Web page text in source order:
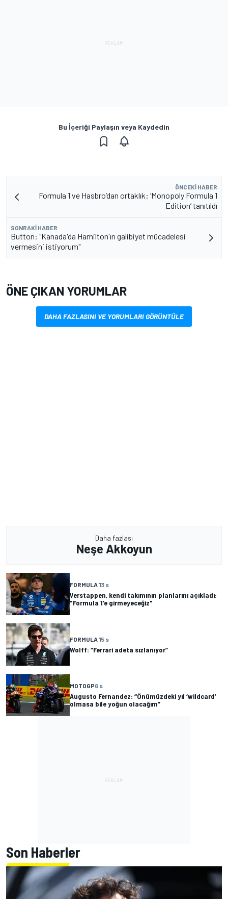
Bu İçeriği Paylaşın veya Kaydedin
ÖNCEKI HABER
Formula 1 ve Hasbro’dan ortaklık: ‘Monopoly Formula 1
Edition’ tanıtıldı
SONRAKI HABER
Button: "Kanada'da Hamilton'ın galibiyet mücadelesi
vermesini istiyorum"
ÖNE ÇIKAN YORUMLAR
DAHA FAZLASINI VE YORUMLARI GÖRÜNTÜLE
Daha fazlası
Neşe Akkoyun
FORMULA 13 s
Verstappen, kendi takımının planlarını açıkladı:
"Formula 1’e girmeyeceğiz"
FORMULA 15 s
Wolff: “Ferrari adeta sızlanıyor”
MOTOGP6 s
Augusto Fernandez: “Önümüzdeki yıl ‘wildcard’
olmasa bile yoğun olacağım”
Son Haberler